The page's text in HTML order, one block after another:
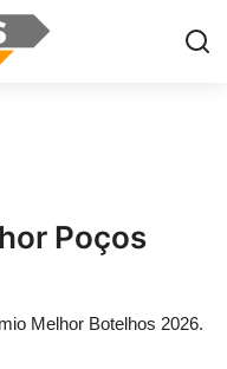
Poços
Melhor Botelhos 2026.